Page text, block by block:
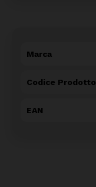
Marca
Codice Prodotto
EAN